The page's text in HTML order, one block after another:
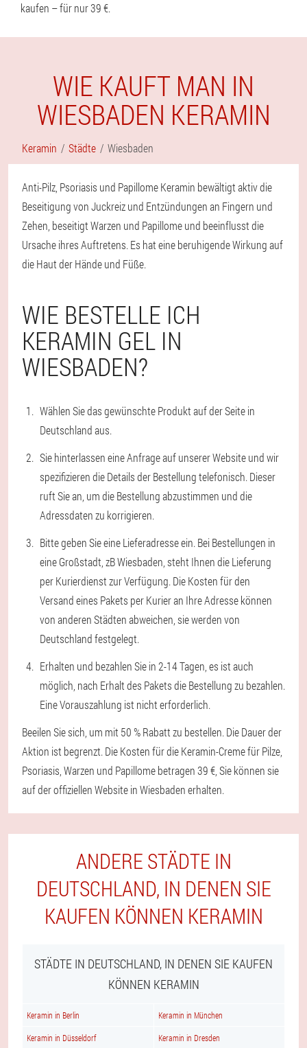
kaufen – für nur 39 €.
WIE KAUFT MAN IN
WIESBADEN KERAMIN
Keramin Städte Wiesbaden
Anti-Pilz, Psoriasis und Papillome Keramin bewältigt aktiv die
Beseitigung von Juckreiz und Entzündungen an Fingern und
Zehen, beseitigt Warzen und Papillome und beeinflusst die
Ursache ihres Auftretens. Es hat eine beruhigende Wirkung auf
die Haut der Hände und Füße.
WIE BESTELLE ICH
KERAMIN GEL IN
WIESBADEN?
Wählen Sie das gewünschte Produkt auf der Seite in
Deutschland aus.
Sie hinterlassen eine Anfrage auf unserer Website und wir
spezifizieren die Details der Bestellung telefonisch. Dieser
ruft Sie an, um die Bestellung abzustimmen und die
Adressdaten zu korrigieren.
Bitte geben Sie eine Lieferadresse ein. Bei Bestellungen in
eine Großstadt, zB Wiesbaden, steht Ihnen die Lieferung
per Kurierdienst zur Verfügung. Die Kosten für den
Versand eines Pakets per Kurier an Ihre Adresse können
von anderen Städten abweichen, sie werden von
Deutschland festgelegt.
Erhalten und bezahlen Sie in 2-14 Tagen, es ist auch
möglich, nach Erhalt des Pakets die Bestellung zu bezahlen.
Eine Vorauszahlung ist nicht erforderlich.
Beeilen Sie sich, um mit 50 % Rabatt zu bestellen. Die Dauer der
Aktion ist begrenzt. Die Kosten für die Keramin-Creme für Pilze,
Psoriasis, Warzen und Papillome betragen 39 €, Sie können sie
auf der offiziellen Website in Wiesbaden erhalten.
ANDERE STÄDTE IN
DEUTSCHLAND, IN DENEN SIE
KAUFEN KÖNNEN KERAMIN
STÄDTE IN DEUTSCHLAND, IN DENEN SIE KAUFEN
KÖNNEN KERAMIN
Keramin in Berlin Keramin in München
Keramin in Düsseldorf Keramin in Dresden